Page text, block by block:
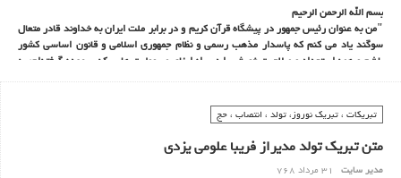
بسم الله الرحمن الرحیم
"من به عنوان رئیس جمهور در پیشگاه قرآن کریم و در برابر ملت ایران به خداوند قادر متعال
سوگند یاد می کنم که پاسدار مذهب رسمی و نظام جمهوری اسلامی و قانون اساسی کشور
باشم و همه استعداد و صلاحیت خویش را در راه ایفای مسوولیت هایی ‌که بر عهده گرفته‌ام، به
تبریکات ، تبریک نوروز، تولد ، انتصاب ، حج
متن تبریک تولد مدیراز فریبا علومی یزدی
مدیر سایت 31 مرداد 768